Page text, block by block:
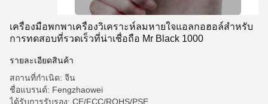
เครื่องมือพกพาเครื่องวิเคราะห์ลมหายใจแอลกอฮอล์สําหรับ
การทดสอบที่รวดเร็วที่น่าเชื่อถือ Mr Black 1000
รายละเอียดสินค้า
สถานที่กำเนิด: จีน
ชื่อแบรนด์: Fengzhaowei
ได้รับการรับรอง: CE/FCC/ROHS/PSE